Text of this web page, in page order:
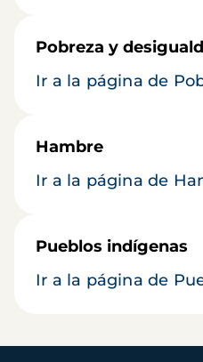
Pobreza y
Ir a la página de
Hambre
Ir a la página de
Pueblos indígenas
Ir a la página de